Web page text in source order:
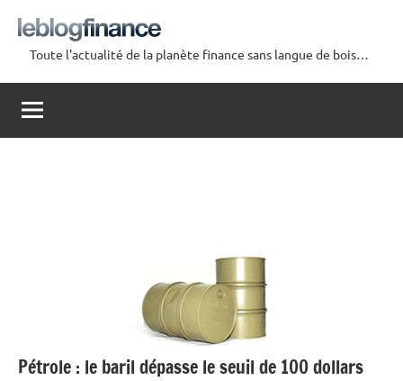
contenu
Le
Blog
Finance
Toute l'actualité de la planète finance sans langue de bois…
Pétrole : le baril dépasse le seuil de 100 dollars